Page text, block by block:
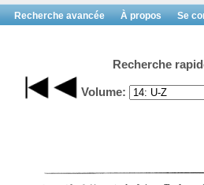
Recherche avancée À propos Se
Recherche
Volume: